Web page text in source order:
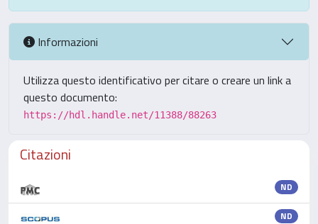
Informazioni
Utilizza questo identificativo per citare o creare un link a
questo documento:
https://hdl.handle.net/11388/88263
Citazioni
ND
ND